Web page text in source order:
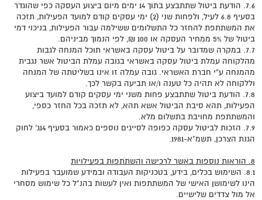
7.6. הודעת ביטול שתתבצע בתוך 14 ימים מיום ביצוע העסקה כפי שהוגדר
בסעיף 6.8 לעיל, ולפחות שני (2) ימי עסקים קודם למועד הפעילות, תזכה
את המשתתפת להחזר כל התשלומים ששילמה עבור הפעילות, בניכוי דמי
ביטול של 5% ממחיר העסקה או 100 ₪, לפי הנמוך מביניהם.
7.7. במקרה שמדובר על ביטול עסקה באשראי תוכל המנחה לגבות
מהלקוחה עמלת ביטול עסקה באשראי בגובה עמלת הביטול אשר נגבית
מהמנחה ע"י חברת האשראי. גובה עמלה זו אינו בשליטתה של המנחה
וללקוחה לא תהיה כל טענה ו/או תביעה בקשר לכך.
7.8. הודעת ביטול שתתבצע פחות משני ימי עסקים קודם למועד ביצוע
הפעילות, תהא סיבת הביטול אשא תהא, לא תזכה בכל החזר כספי,
והמשתתפת מחויבת בתשלום מלא.
7.9. הזכות לביטול עסקה כפופה לסייגים נוספים כאמור בסעיף 14ג' לחוק
הגנת הצרכן, תשמ"א-1981.
8. הוראות נוספות באשר לרכישה והשתתפות בפעילויות
8.1. השימוש בכלים, בידע, בטכניקות העבודה ובמידע שמועבר בפעילות
הינו לשימושן האישי של המשתתפות ואין לעשות בהנ"ל כל שימוש מסחרי
אל מול צדדים שלישיים.